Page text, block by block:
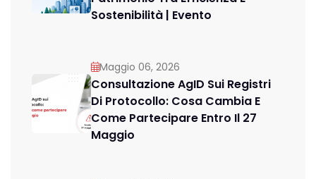
Sostenibilità | Evento
Maggio 06, 2026
Consultazione AgID Sui Registri
Di Protocollo: Cosa Cambia E
Come Partecipare Entro Il 27
Maggio